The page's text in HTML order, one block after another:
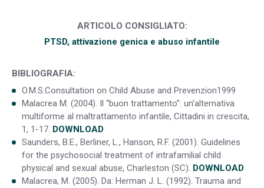
ARTICOLO CONSIGLIATO:
PTSD, attivazione genica e abuso infantile
BIBLIOGRAFIA:
O.M.S.Consultation on Child Abuse and Prevenzion1999
Malacrea M. (2004). Il “buon trattamento”: un’alternativa
multiforme al maltrattamento infantile, Cittadini in crescita,
1, 1-17. DOWNLOAD
Saunders, B.E., Berliner, L., Hanson, R.F. (2001). Guidelines
for the psychosocial treatment of intrafamilial child
physical and sexual abuse, Charleston (SC). DOWNLOAD
Malacrea, M. (2005). Da: Herman J. L. (1992). Trauma and